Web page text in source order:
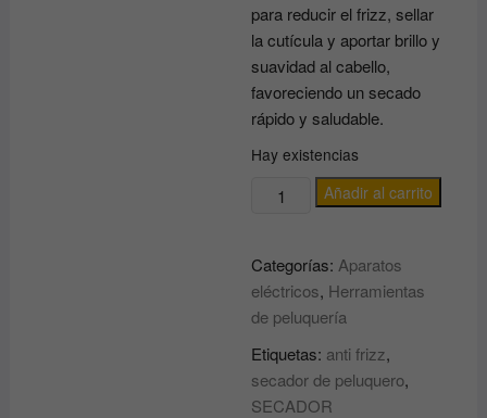
para reducir el frizz, sellar
la cutícula y aportar brillo y
suavidad al cabello,
favoreciendo un secado
rápido y saludable.
Hay existencias
Secador
Zero
25
Tourmaline
GIUBRA
cantidad
Añadir al carrito
Categorías: Aparatos
eléctricos, Herramientas
de peluquería
Etiquetas: anti frizz,
secador de peluquero,
SECADOR